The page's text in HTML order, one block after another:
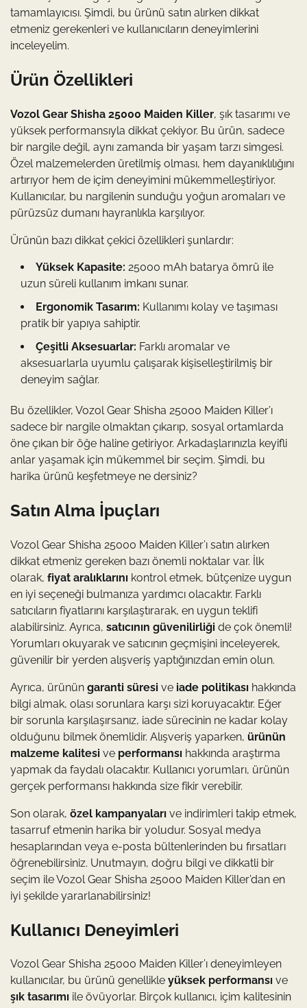
tamamlayıcısı. Şimdi, bu ürünü satın alırken dikkat
etmeniz gerekenleri ve kullanıcıların deneyimlerini
inceleyelim.
Ürün Özellikleri
Vozol Gear Shisha 25000 Maiden Killer, şık tasarımı ve
yüksek performansıyla dikkat çekiyor. Bu ürün, sadece
bir nargile değil, aynı zamanda bir yaşam tarzı simgesi.
Özel malzemelerden üretilmiş olması, hem dayanıklılığını
artırıyor hem de içim deneyimini mükemmelleştiriyor.
Kullanıcılar, bu nargilenin sunduğu yoğun aromaları ve
pürüzsüz dumanı hayranlıkla karşılıyor.
Ürünün bazı dikkat çekici özellikleri şunlardır:
Yüksek Kapasite: 25000 mAh batarya ömrü ile
uzun süreli kullanım imkanı sunar.
Ergonomik Tasarım: Kullanımı kolay ve taşıması
pratik bir yapıya sahiptir.
Çeşitli Aksesuarlar: Farklı aromalar ve
aksesuarlarla uyumlu çalışarak kişiselleştirilmiş bir
deneyim sağlar.
Bu özellikler, Vozol Gear Shisha 25000 Maiden Killer’ı
sadece bir nargile olmaktan çıkarıp, sosyal ortamlarda
öne çıkan bir öğe haline getiriyor. Arkadaşlarınızla keyifli
anlar yaşamak için mükemmel bir seçim. Şimdi, bu
harika ürünü keşfetmeye ne dersiniz?
Satın Alma İpuçları
Vozol Gear Shisha 25000 Maiden Killer’ı satın alırken
dikkat etmeniz gereken bazı önemli noktalar var. İlk
olarak, fiyat aralıklarını kontrol etmek, bütçenize uygun
en iyi seçeneği bulmanıza yardımcı olacaktır. Farklı
satıcıların fiyatlarını karşılaştırarak, en uygun teklifi
alabilirsiniz. Ayrıca, satıcının güvenilirliği de çok önemli!
Yorumları okuyarak ve satıcının geçmişini inceleyerek,
güvenilir bir yerden alışveriş yaptığınızdan emin olun.
Ayrıca, ürünün garanti süresi ve iade politikası hakkında
bilgi almak, olası sorunlara karşı sizi koruyacaktır. Eğer
bir sorunla karşılaşırsanız, iade sürecinin ne kadar kolay
olduğunu bilmek önemlidir. Alışveriş yaparken, ürünün
malzeme kalitesi ve performansı hakkında araştırma
yapmak da faydalı olacaktır. Kullanıcı yorumları, ürünün
gerçek performansı hakkında size fikir verebilir.
Son olarak, özel kampanyaları ve indirimleri takip etmek,
tasarruf etmenin harika bir yoludur. Sosyal medya
hesaplarından veya e-posta bültenlerinden bu fırsatları
öğrenebilirsiniz. Unutmayın, doğru bilgi ve dikkatli bir
seçim ile Vozol Gear Shisha 25000 Maiden Killer’dan en
iyi şekilde yararlanabilirsiniz!
Kullanıcı Deneyimleri
Vozol Gear Shisha 25000 Maiden Killer’ı deneyimleyen
kullanıcılar, bu ürünü genellikle yüksek performansı ve
şık tasarımı ile övüyorlar. Birçok kullanıcı, içim kalitesinin